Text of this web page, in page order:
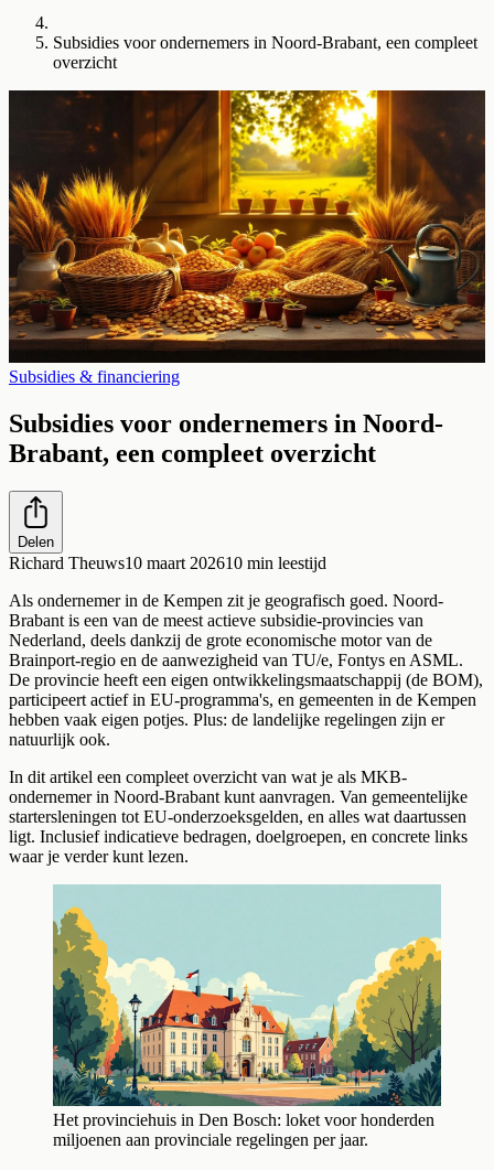
Subsidies voor ondernemers in Noord-Brabant, een compleet
overzicht
Subsidies & financiering
Subsidies voor ondernemers in Noord-
Brabant, een compleet overzicht
Delen
Richard Theuws10 maart 202610 min leestijd
Als ondernemer in de Kempen zit je geografisch goed. Noord-
Brabant is een van de meest actieve subsidie-provincies van
Nederland, deels dankzij de grote economische motor van de
Brainport-regio en de aanwezigheid van TU/e, Fontys en ASML.
De provincie heeft een eigen ontwikkelingsmaatschappij (de BOM),
participeert actief in EU-programma's, en gemeenten in de Kempen
hebben vaak eigen potjes. Plus: de landelijke regelingen zijn er
natuurlijk ook.
In dit artikel een compleet overzicht van wat je als MKB-
ondernemer in Noord-Brabant kunt aanvragen. Van gemeentelijke
startersleningen tot EU-onderzoeksgelden, en alles wat daartussen
ligt. Inclusief indicatieve bedragen, doelgroepen, en concrete links
waar je verder kunt lezen.
Het provinciehuis in Den Bosch: loket voor honderden
miljoenen aan provinciale regelingen per jaar.